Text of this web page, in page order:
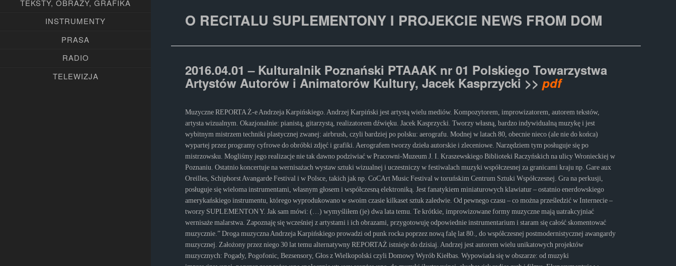
TEKSTY, OBRAZY, GRAFIKA
INSTRUMENTY
PRASA
RADIO
TELEWIZJA
O RECITALU SUPLEMENTONY I PROJEKCIE NEWS FROM DOM
2016.04.01 – Kulturalnik Poznański PTAAAK nr 01 Polskiego Towarzystwa
Artystów Autorów i Animatorów Kultury, Jacek Kasprzycki >>pdf
Muzyczne REPORTA Ż-e Andrzeja Karpińskiego. Andrzej Karpiński jest artystą wielu mediów. Kompozytorem, improwizatorem, autorem tekstów,
artysta wizualnym. Okazjonalnie: pianistą, gitarzystą, realizatorem dźwięku. Jacek Kasprzycki. Tworzy własną, bardzo indywidualną muzykę i jest
wybitnym mistrzem techniki plastycznej zwanej: airbrush, czyli bardziej po polsku: aerografu. Modnej w latach 80, obecnie nieco (ale nie do końca)
wypartej przez programy cyfrowe do obróbki zdjęć i grafiki. Aerografem tworzy dzieła autorskie i zleceniowe. Narzędziem tym posługuje się po
mistrzowsku. Mogliśmy jego realizacje nie tak dawno podziwiać w Pracowni-Muzeum J. I. Kraszewskiego Biblioteki Raczyńskich na ulicy Wronieckiej w
Poznaniu. Ostatnio koncertuje na wernisażach wystaw sztuki wizualnej i uczestniczy w festiwalach muzyki współczesnej za granicami kraju np. Gare aux
Oreilles, Schiphorst Avangarde Festival i w Polsce, takich jak np. CoCArt Music Festival w toruńskim Centrum Sztuki Współczesnej. Gra na perkusji,
posługuje się wieloma instrumentami, własnym głosem i współczesną elektroniką. Jest fanatykiem miniaturowych klawiatur – ostatnio enerdowskiego
amerykańskiego instrumentu, którego wyprodukowano w swoim czasie kilkaset sztuk zaledwie. Od pewnego czasu – co można prześledzić w Internecie –
tworzy SUPLEMENTON Y. Jak sam mówi: (…) wymyśliłem (je) dwa lata temu. Te krótkie, improwizowane formy muzyczne mają uatrakcyjniać
wernisaże malarstwa. Zapoznaję się wcześniej z artystami i ich obrazami, przygotowuję odpowiednie instrumentarium i staram się całość skomentować
muzycznie.” Droga muzyczna Andrzeja Karpińskiego prowadzi od punk rocka poprzez nową falę lat 80., do współczesnej postmodernistycznej awangardy
muzycznej. Założony przez niego 30 lat temu alternatywny REPORTAŻ istnieje do dzisiaj. Andrzej jest autorem wielu unikatowych projektów
muzycznych: Pogady, Pogofonic, Bezsensory, Głos z Wielkopolski czyli Domowy Wyrób Kiełbas. Wypowiada się w obszarze: od muzyki